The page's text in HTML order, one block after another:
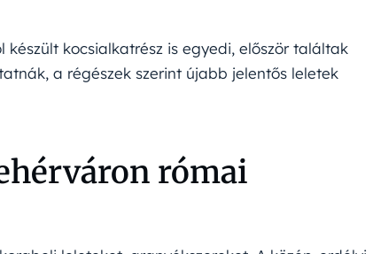
kocsialkatrész is egyedi, először találtak
a régészek szerint újabb jelentős leletek
római